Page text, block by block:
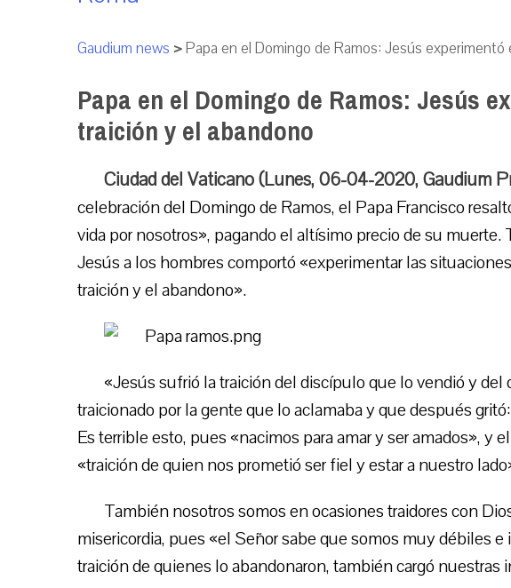
Gaudium news >Papa en el Domingo de Ramos: Jesús
Papa en el Domingo de Ramos: Jesús
traición y el abandono
Ciudad del Vaticano (Lunes, 06-04-2020, Gaudium
celebración del Domingo de Ramos, el Papa Francisco
vida por nosotros», pagando el altísimo precio de su muerte.
Jesús a los hombres comportó «experimentar las
traición y el abandono».
«Jesús sufrió la traición del discípulo que lo vendió y
traicionado por la gente que lo aclamaba y que después
Es terrible esto, pues «nacimos para amar y ser amados», y
«traición de quien nos prometió ser fiel y estar a nuestro
También nosotros somos en ocasiones traidores con
misericordia, pues «el Señor sabe que somos muy débiles
traición de quienes lo abandonaron, también cargó nuestras